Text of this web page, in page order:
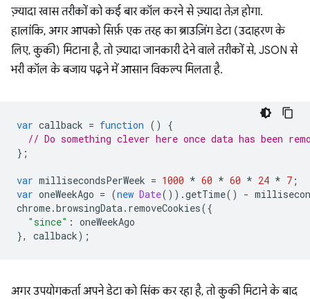
ज़्यादा खास तरीकों को कई बार कॉल करने से ज़्यादा तेज़ होगा.
हालांकि, अगर आपको सिर्फ़ एक तरह का ब्राउज़िंग डेटा (उदाहरण के
लिए, कुकी) मिटाना है, तो ज़्यादा जानकारी देने वाले तरीकों से, JSON से
भरी कॉल के बजाय पढ़ने में आसान विकल्प मिलता है.
var callback = function ()
{
// Do something clever here once data has been
};
var millisecondsPerWeek = 1000 * 60 * 60 * 24 * 7 ;
var oneWeekAgo = (new Date()).getTime() -
chrome.browsingData. removeCookies({
"since" : oneWeekAgo
},
callback);
अगर उपयोगकर्ता अपने डेटा को सिंक कर रहा है, तो कुकी मिटाने के बाद